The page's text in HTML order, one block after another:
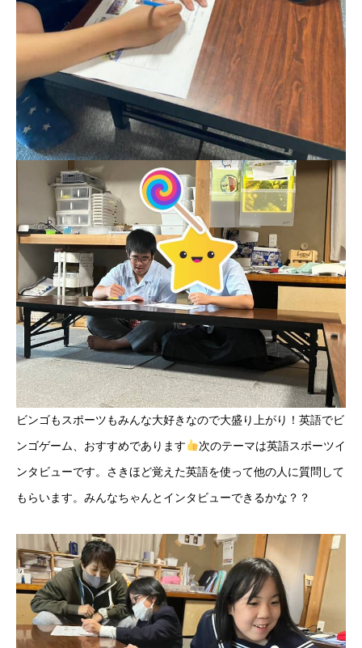
ビンゴもスポーツもみんな大好きなので大盛り上がり！英語でビ
ンゴゲーム、おすすめであります 次のテーマは英語スポーツイ
ンタビューです。さきほど覚えた英語を使って他の人に質問して
もらいます。みんなちゃんとインタビューできるかな？？